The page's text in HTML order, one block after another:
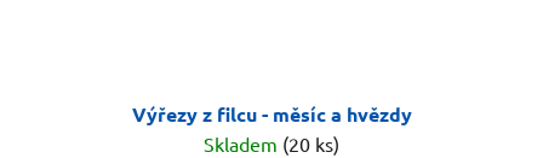
Výřezy z filcu - měsíc a hvězdy
Skladem (20 ks)